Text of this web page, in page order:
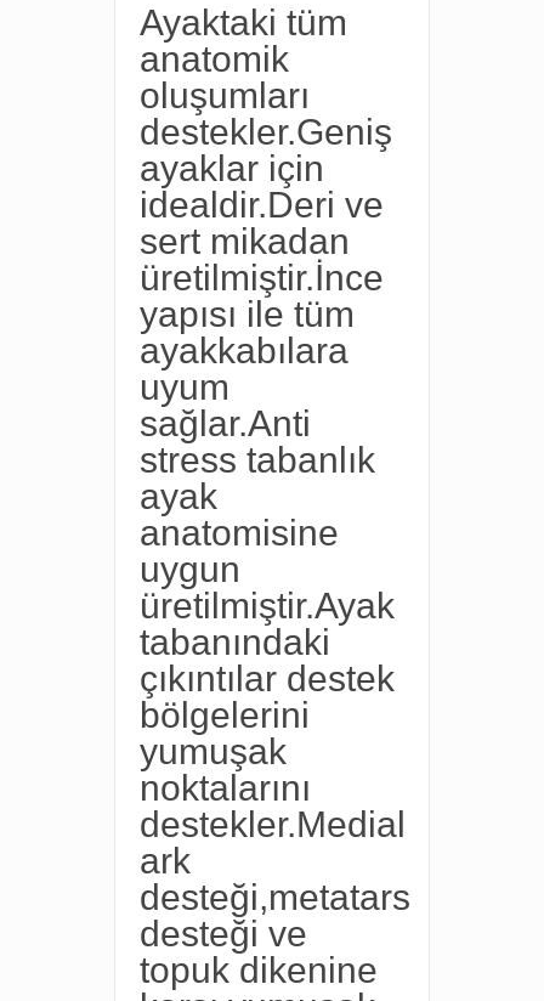
Ayaktaki tüm
anatomik
oluşumları
destekler.Geniş
ayaklar için
idealdir.Deri ve
sert mikadan
üretilmiştir.İnce
yapısı ile tüm
ayakkabılara
uyum
sağlar.Anti
stress tabanlık
ayak
anatomisine
uygun
üretilmiştir.Ayak
tabanındaki
çıkıntılar destek
bölgelerini
yumuşak
noktalarını
destekler.Medial
ark
desteği,metatars
desteği ve
topuk dikenine